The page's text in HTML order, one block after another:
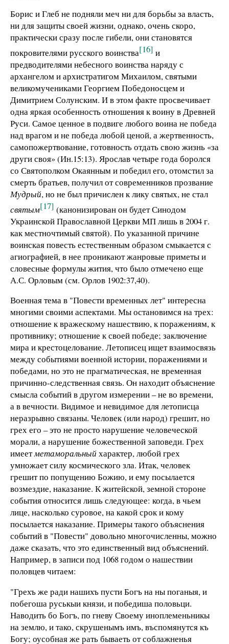
Борис и Глеб не подняли меч ни для борьбы за власть,
ни для защиты своей жизни, однако, очень скоро,
практически сразу после гибели, они становятся
покровителями русского воинства[16] и
предводителями небесного воинства наряду с
архангелом и архистратигом Михаилом, святыми
великомучениками Георгием Победоносцем и
Димитрием Солунским. И в этом факте просвечивает
одна яркая особенность отношения к воину в Древней
Руси. Самое ценное в подвиге любого воина не победа
над врагом и не победа любой ценой, а жертвенность,
самопожертвование, готовность отдать свою жизнь «за
други своя» (Ин.15:13). Ярослав четыре года боролся
со Святополком Окаянным и победил его, отомстил за
смерть братьев, получил от современников прозвание
Мудрый, но не был причислен к лику святых, не стал
святым[17] (канонизирован он будет Синодом
Украинской Православной Церкви МП лишь в2004 г.
как местночтимый святой). По указанной причине
воинская повесть естественным образом смыкается с
агиографией, в нее проникают жанровые приметы и
словесные формулы жития, что было отмечено еще
А.С. Орловым (см. Орлов 1902:37,40).
Военная тема в "Повести временных лет" интересна
многими своими аспектами. Мы остановимся на трех:
отношение к вражескому нашествию, к поражениям, к
противнику; отношение к своей победе; заключение
мира и крестоцелование. Летописец ищет взаимосвязь
между событиями военной истории, поражениями и
победами, но это не прагматическая, не временная
причинно-следственная связь. Он находит объяснение
смысла событий в другом измерении – не во времени,
а в вечности. Видимое и невидимое для летописца
неразрывно связаны. Человек (или народ) грешит, но
грех его – это не просто нарушение человеческой
морали, а нарушение божественной заповеди. Грех
имеетметаморальныйхарактер, любой грех
умножает силу космического зла. Итак, человек
грешит по попущению Божию, и ему посылается
возмездие, наказание. К житейской, земной стороне
события относится лишь следующее: когда, в чьем
лице, насколько суровое, на какой срок и кому
посылается наказание. Примеры такого объяснения
событий в "Повести" довольно многочисленны, можно
даже сказать, что это единственный вид объяснений.
Например, в записи под 1068 годом о нашествии
половцев читаем:
"Грехъ же ради нашихъ пусти Богъ на ны поганыя, и
побегоша руськыи князи, и победиша половьци.
Наводить бо Богъ, по гневу Своему иноплеменьникы
на землю, и тако, скрушенымъ имъ, въспомянутся къ
Богу; оусобная же рать бываеть от соблажненья